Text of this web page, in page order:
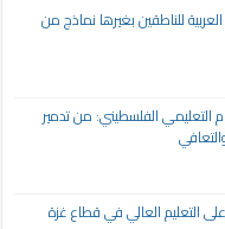
للناطقين بغيرها نماذج من
النظام التعليمي الفلسطيني: من تدمير
التعليم العالي في قطاع غزة